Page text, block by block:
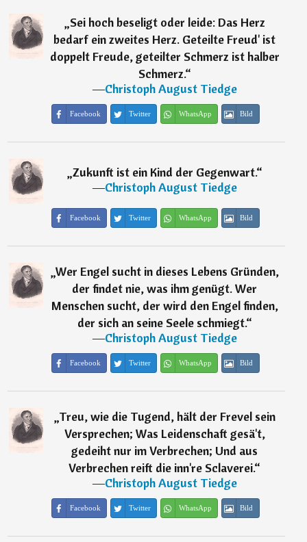
„Sei hoch beseligt oder leide: Das Herz
bedarf ein zweites Herz. Geteilte Freud' ist
doppelt Freude, geteilter Schmerz ist halber
Schmerz.“
―Christoph August Tiedge
Facebook Twitter WhatsApp Bild
„Zukunft ist ein Kind der Gegenwart.“
―Christoph August Tiedge
Facebook Twitter WhatsApp Bild
„Wer Engel sucht in dieses Lebens Gründen,
der findet nie, was ihm genügt. Wer
Menschen sucht, der wird den Engel finden,
der sich an seine Seele schmiegt.“
―Christoph August Tiedge
Facebook Twitter WhatsApp Bild
„Treu, wie die Tugend, hält der Frevel sein
Versprechen; Was Leidenschaft gesä't,
gedeiht nur im Verbrechen; Und aus
Verbrechen reift die inn're Sclaverei.“
―Christoph August Tiedge
Facebook Twitter WhatsApp Bild